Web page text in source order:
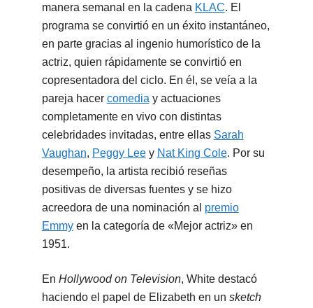
manera semanal en la cadena KLAC. El
programa se convirtió en un éxito instantáneo,
en parte gracias al ingenio humorístico de la
actriz, quien rápidamente se convirtió en
copresentadora del ciclo. En él, se veía a la
pareja hacer comedia y actuaciones
completamente en vivo con distintas
celebridades invitadas, entre ellas Sarah
Vaughan, Peggy Leey Nat King Cole. Por su
desempeño, la artista recibió reseñas
positivas de diversas fuentes y se hizo
acreedora de una nominación al premio
Emmyen la categoría de «Mejor actriz» en
1951.
En Hollywood on Television, White destacó
haciendo el papel de Elizabeth en un sketch